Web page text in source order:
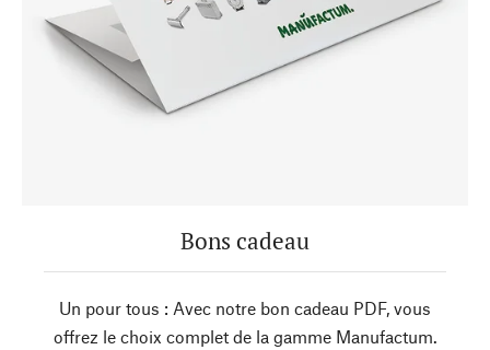
Bons cadeau
Un pour tous : Avec notre bon cadeau PDF, vous
offrez le choix complet de la gamme Manufactum.